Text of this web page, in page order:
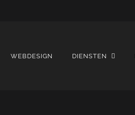
WEBDESIGN DIENSTEN